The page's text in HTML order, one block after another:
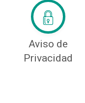
Aviso de
Privacidad